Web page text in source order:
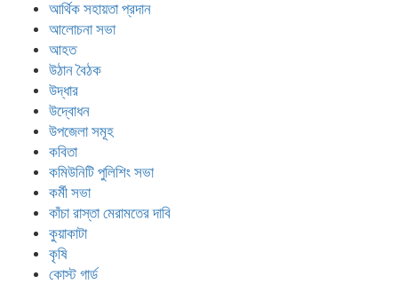
আর্থিক সহায়তা প্রদান
আলোচনা সভা
আহত
উঠান বৈঠক
উদ্ধার
উদ্বোধন
উপজেলা সমূহ
কবিতা
কমিউনিটি পুলিশিং সভা
কর্মী সভা
কাঁচা রাস্তা মেরামতের দাবি
কুয়াকাটা
কৃষি
কোস্ট গার্ড